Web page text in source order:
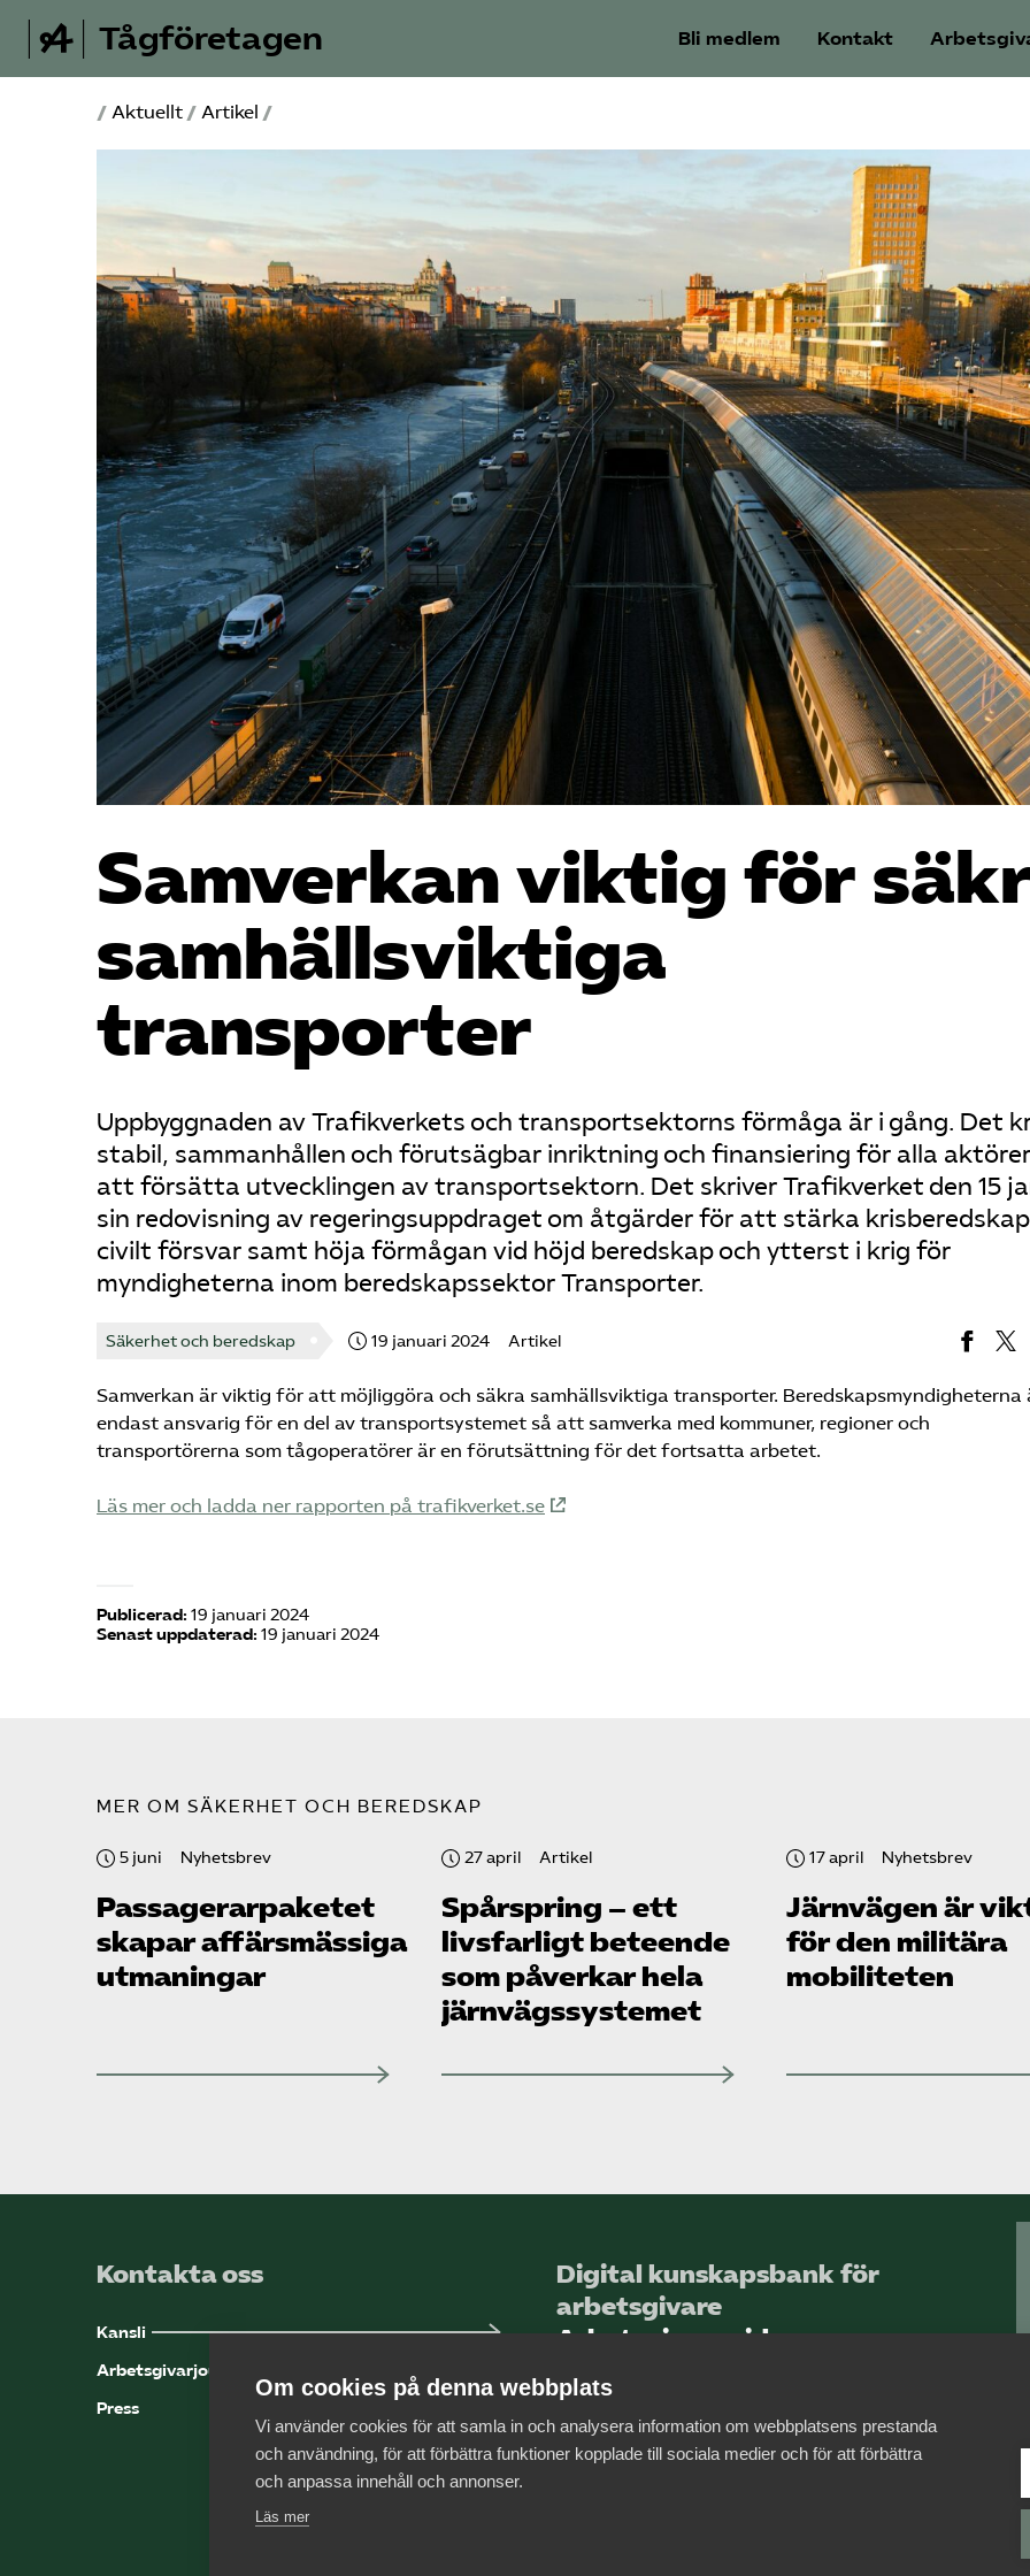
Tågföretagen Bli medlem Kontakt
/ Aktuellt / Artikel /
Samverkan viktig för
samhällsviktiga
transporter
Uppbyggnaden av Trafikverkets och transportsektorns förmåga är i gång. Det
stabil, sammanhållen och förutsägbar inriktning och finansiering för alla
att försätta utvecklingen av transportsektorn. Det skriver Trafikverket den 15
sin redovisning av regeringsuppdraget om åtgärder för att stärka
civilt försvar samt höja förmågan vid höjd beredskap och ytterst i krig för
myndigheterna inom beredskapssektor Transporter.
Säkerhet och beredskap 19 januari 2024 Artikel
Samverkan är viktig för att möjliggöra och säkra samhällsviktiga transporter. Beredskapsmyndigheterna
endast ansvarig för en del av transportsystemet så att samverka med kommuner, regioner och
transportörerna som tågoperatörer är en förutsättning för det fortsatta arbetet.
Läs mer och ladda ner rapporten på trafikverket.se
Publicerad: 19 januari 2024
Senast uppdaterad: 19 januari 2024
MER OM SÄKERHET OCH BEREDSKAP
5 juni Nyhetsbrev
Passagerarpaketet
skapar affärsmässiga
utmaningar
27 april Artikel
Spårspring – ett
livsfarligt beteende
som påverkar hela
järnvägssystemet
17 april Nyhetsbrev
Järnvägen är
för den militära
mobiliteten
Kontakta oss
Kansli
Arbetsgivarjouren
Press
Digital kunskapsbank för
arbetsgivare
Arbetsgivarguiden
Logga in
Bli medlem
Om cookies på denna webbplats
Vi använder cookies för att samla in och analysera information om webbplatsens prestanda
och användning, för att förbättra funktioner kopplade till sociala medier och för att förbättra
och anpassa innehåll och annonser.
Läs mer